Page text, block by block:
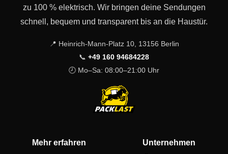
zu 100 % elektrisch. Wir bringen deine Sendungen
schnell, bequem und transparent bis an die Haustür.
📍 Heinrich-Mann-Platz 10, 13156 Berlin
📞 +49 160 94684228
🕗 Mo–Sa: 08:00–21:00 Uhr
Mehr erfahren
Unternehmen